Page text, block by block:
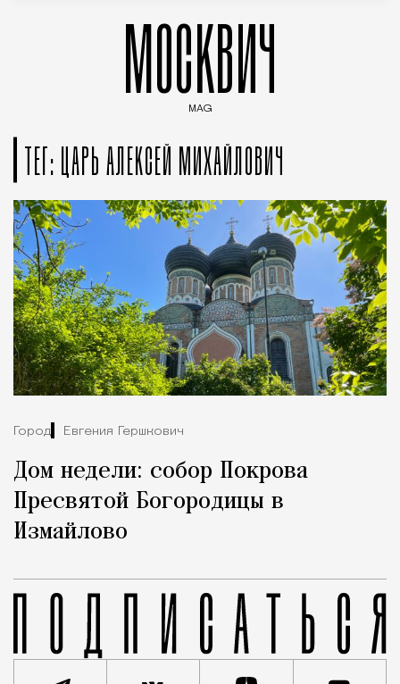
МОСКВИЧ
MAG
ТЕГ: ЦАРЬ АЛЕКСЕЙ МИХАЙЛОВИЧ
Город Евгения Гершкович
Дом недели: собор Покрова
Пресвятой Богородицы в
Измайлово